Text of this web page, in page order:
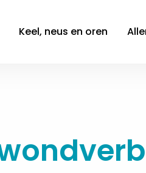
Keel, neus en oren